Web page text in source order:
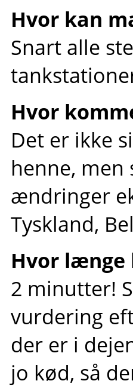
Hvor kan
Snart alle
Hvor
Det er ikke
henne,
ændringer
Tyskland,
Hvor længe
2 minutter!
vurdering
der er i
jo kød, så